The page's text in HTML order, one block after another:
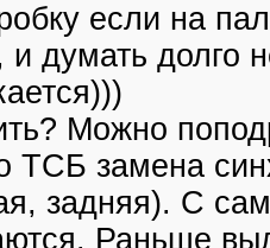
если на
и думать долго
Можно
замена
задняя). С
Раньше